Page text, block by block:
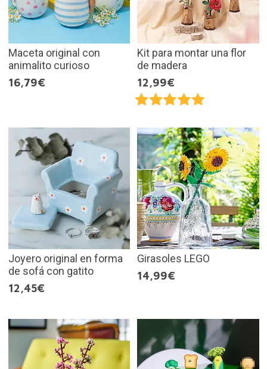
Maceta original con
animalito curioso
16,79€
Kit para montar una flor
de madera
12,99€
Joyero original en forma
de sofá con gatito
12,45€
Girasoles LEGO
14,99€